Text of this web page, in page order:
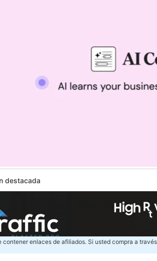
destacada
contener enlaces de afiliados. Si usted compra a